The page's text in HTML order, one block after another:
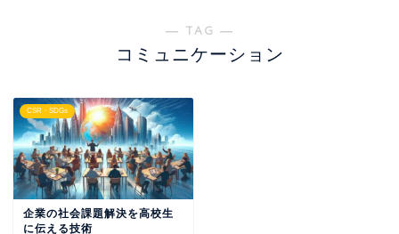
― TAG ―
コミュニケーション
CSR・SDGs
企業の社会課題解決を高校生
に伝える技術